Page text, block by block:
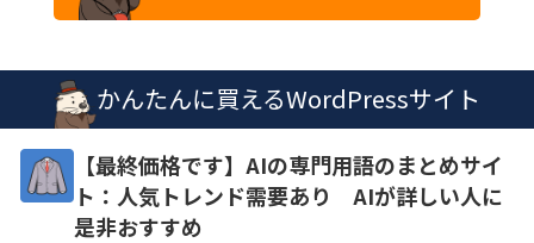
かんたんに買えるWordPressサイト
【最終価格です】AIの専門用語のまとめサイ
ト：人気トレンド需要あり AIが詳しい人に
是非おすすめ